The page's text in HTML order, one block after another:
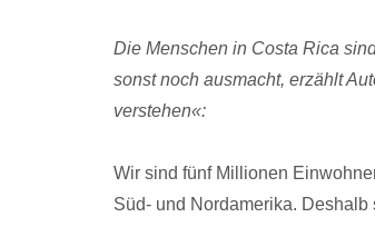
Die Menschen in Costa Rica
sonst noch ausmacht, erzählt
verstehen«:
Wir sind fünf Millionen
Süd- und Nordamerika.